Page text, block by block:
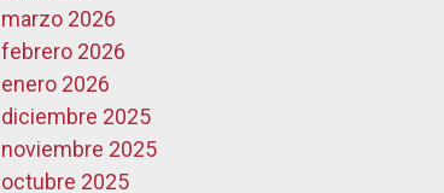
marzo 2026
febrero 2026
enero 2026
diciembre 2025
noviembre 2025
octubre 2025